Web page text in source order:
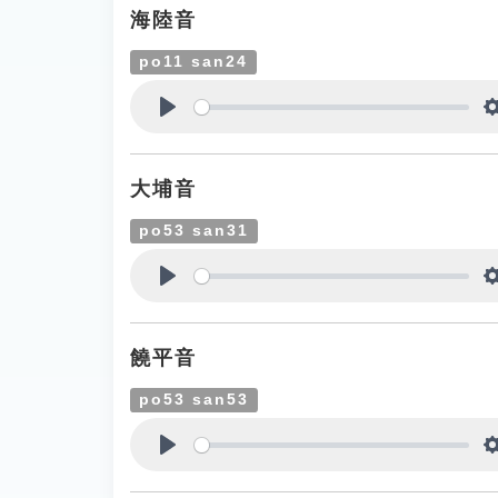
海陸音
po11 san24
大埔音
po53 san31
饒平音
po53 san53